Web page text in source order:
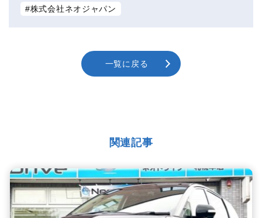
株式会社ネオジャパン
一覧に戻る
関連記事